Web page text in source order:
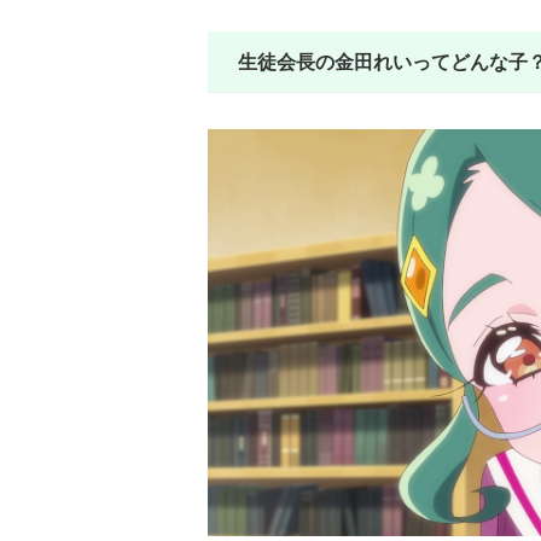
生徒会長の金田れいってどんな子